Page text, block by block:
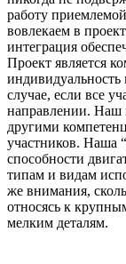
работу
вовлекаем в
интеграция
Проект является
индивидуальность
случае, если все
направлении. Наш
другими
участников. Наша
способности
типам и видам
же внимания,
относясь к
мелким деталям.